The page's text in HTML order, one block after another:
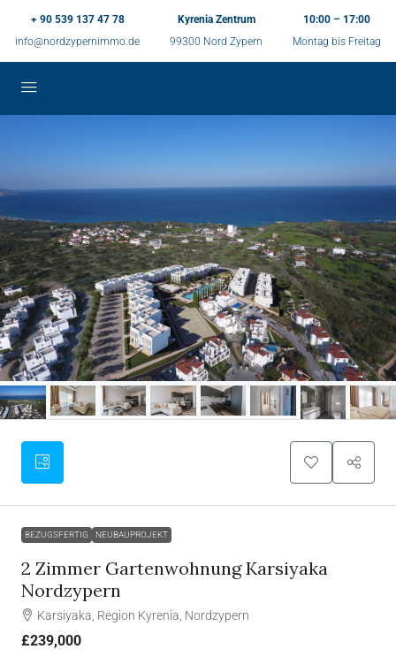
+ 90 539 137 47 78
info@nordzypernimmo.de
Kyrenia Zentrum
99300 Nord Zypern
10:00 – 17:00
Montag bis Freitag
BEZUGSFERTIG NEUBAUPROJEKT
2 Zimmer Gartenwohnung Karsiyaka
Nordzypern
Karsiyaka, Region Kyrenia, Nordzypern
£239,000